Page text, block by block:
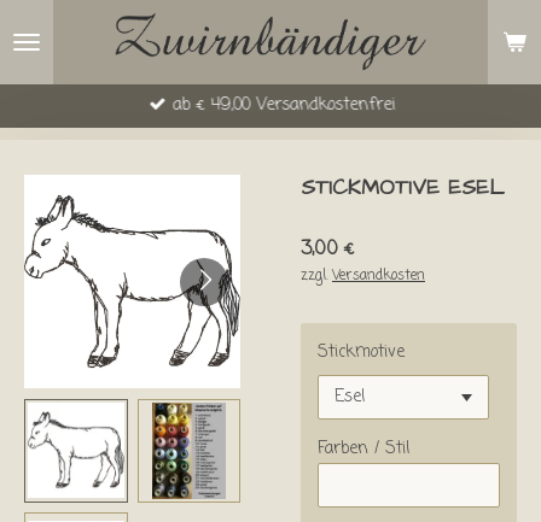
Hauptinhalt
ab € 49,00 Versandkostenfrei
STICKMOTIVE ESEL
3,00 €
zzgl.Versandkosten
Stickmotive
Farben / Stil